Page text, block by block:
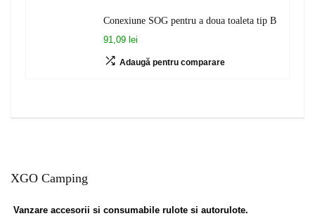
Conexiune SOG pentru a doua toaleta tip B
91,09 lei
Adaugă pentru comparare
XGO Camping
Vanzare accesorii si consumabile rulote si autorulote.